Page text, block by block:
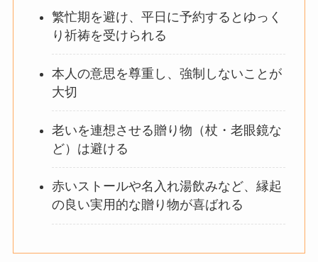
繁忙期を避け、平日に予約するとゆっく
り祈祷を受けられる
本人の意思を尊重し、強制しないことが
大切
老いを連想させる贈り物（杖・老眼鏡な
ど）は避ける
赤いストールや名入れ湯飲みなど、縁起
の良い実用的な贈り物が喜ばれる